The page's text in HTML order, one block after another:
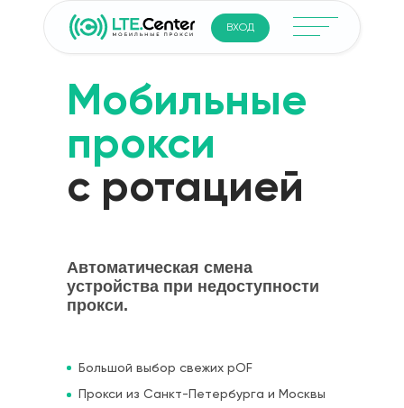
ВХОД
Мобильные
прокси
с ротацией
Автоматическая смена
устройства при недоступности
прокси.
Большой выбор свежих pOF
Прокси из Санкт-Петербурга и Москвы